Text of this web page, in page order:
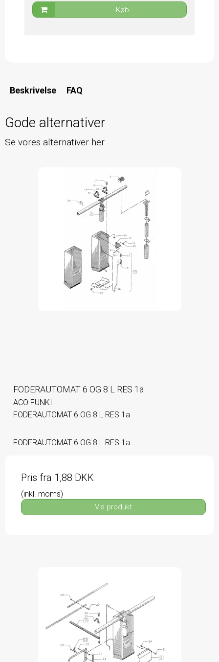
Køb
Beskrivelse FAQ
Gode alternativer
Se vores alternativer her
FODERAUTOMAT 6 OG 8 L RES 1a
ACO FUNKI
FODERAUTOMAT 6 OG 8 L RES 1a
FODERAUTOMAT 6 OG 8 L RES 1a
Pris fra 1,88 DKK
(inkl. moms)
Vis produkt